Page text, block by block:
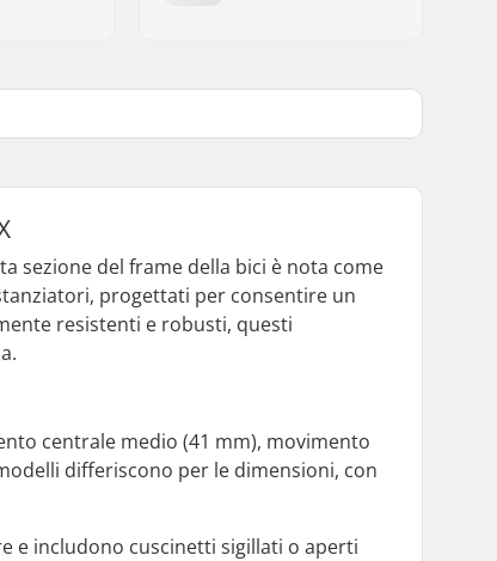
sezione del frame della bici è nota come
progettati per consentire un
resistenti e robusti, questi
centrale medio (41 mm), movimento
differiscono per le dimensioni, con
e includono cuscinetti sigillati o aperti